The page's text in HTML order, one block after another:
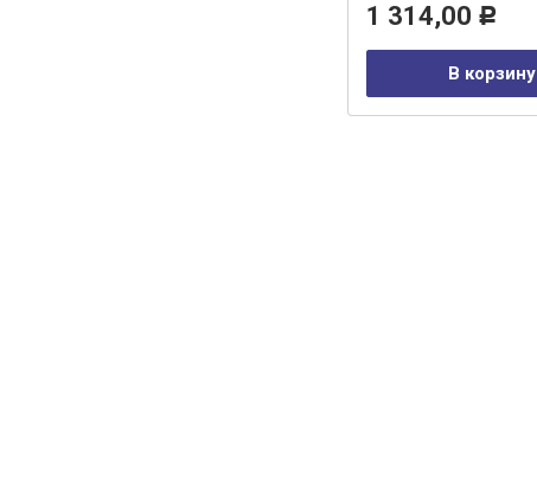
1 314,00 Р
В корзину